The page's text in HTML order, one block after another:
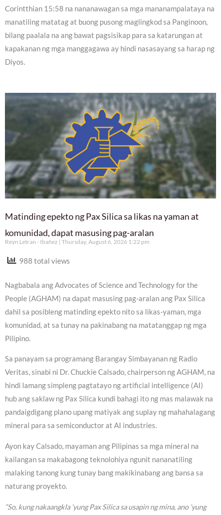
Corintthian 15:58 na nananawagan sa mga mananampalataya na
manatiling matatag at buong pusong maglingkod sa Panginoon,
bilang paalala na ang bawat pagsisikap para sa katarungan at
kapakanan ng mga manggagawa ay hindi nasasayang sa harap ng
Diyos.
Matinding epekto ng Pax Silica sa likas na yaman at
komunidad, dapat masusing pag-aralan
Reyn Letran - Ibañez Thursday, August 6, 2026 1:22 pm
988 total views
Nagbabala ang Advocates of Science and Technology for the
People (AGHAM) na dapat masusing pag-aralan ang Pax Silica
dahil sa posibleng matinding epekto nito sa likas-yaman, mga
komunidad, at sa tunay na pakinabang na matatanggap ng mga
Pilipino.
Sa panayam sa programang Barangay Simbayanan ng Radio
Veritas, sinabi ni Dr. Chuckie Calsado, chairperson ng AGHAM, na
hindi lamang simpleng pagtatayo ng artificial intelligence (AI)
hub ang saklaw ng Pax Silica kundi bahagi ito ng mas malawak na
pandaigdigang plano upang matiyak ang suplay ng mahahalagang
mineral para sa semiconductor at AI industries.
Ayon kay Calsado, mayaman ang Pilipinas sa mga mineral na
kailangan sa makabagong teknolohiya ngunit nananatiling
malaking tanong kung tunay bang makikinabang ang bansa sa
naturang proyekto.
“So, kung nakaangkla ‘yung Pax Silica sa usapin ng mina, ano ‘yung